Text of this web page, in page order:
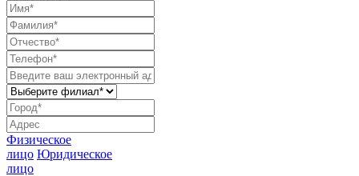
Физическое
лицо Юридическое
лицо